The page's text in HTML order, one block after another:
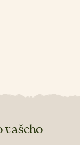
vašeho